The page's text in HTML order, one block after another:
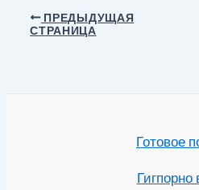
Навигация
ПРЕДЫДУЩАЯ
СТРАНИЦА
Готовое
Гигпорно